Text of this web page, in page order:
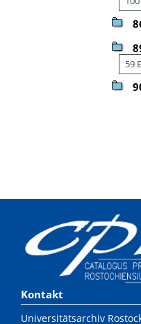
59
Kontakt
Universitätsarchiv